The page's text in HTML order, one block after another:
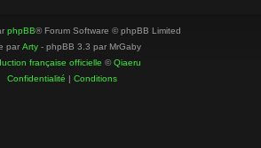
phpBB® Forum Software © phpBB Limited
par Arty - phpBB 3.3 par MrGaby
française officielle ©Qiaeru
Confidentialité | Conditions